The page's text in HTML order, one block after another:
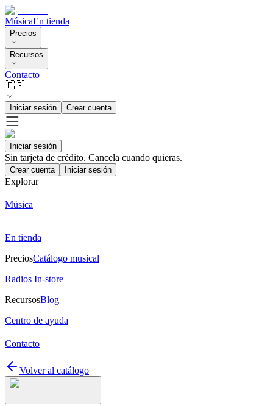
MúsicaEn tienda
Precios
Recursos
Contacto
🇪🇸
Iniciar sesión Crear cuenta
Iniciar sesión
Sin tarjeta de crédito. Cancela cuando quieras.
Crear cuenta Iniciar sesión
Explorar
Música
En tienda
PreciosCatálogo musical
Radios In-store
RecursosBlog
Centro de ayuda
Contacto
Volver al catálogo